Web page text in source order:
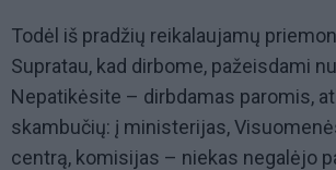
Todėl iš pradžių reikalaujamų
Supratau, kad dirbome, pažeisdami
Nepatikėsite – dirbdamas paromis,
skambučių: į ministerijas,
centrą, komisijas – niekas negalėjo